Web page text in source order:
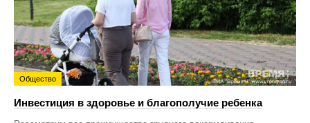
Общество
Инвестиция в здоровье и благополучие ребенка